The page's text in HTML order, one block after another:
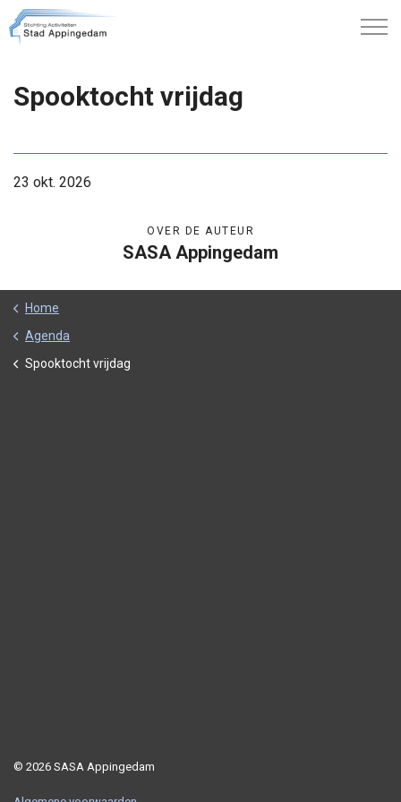
Spooktocht vrijdag
23 okt. 2026
OVER DE AUTEUR
SASA Appingedam
Home
Agenda
Spooktocht vrijdag
© 2026 SASA Appingedam